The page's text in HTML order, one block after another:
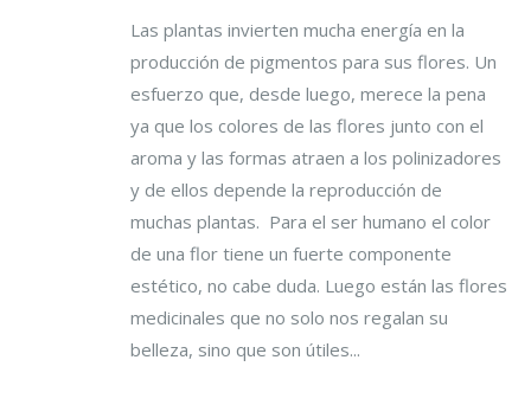
Las plantas invierten mucha energía en la
producción de pigmentos para sus flores. Un
esfuerzo que, desde luego, merece la pena
ya que los colores de las flores junto con el
aroma y las formas atraen a los polinizadores
y de ellos depende la reproducción de
muchas plantas. Para el ser humano el color
de una flor tiene un fuerte componente
estético, no cabe duda. Luego están las flores
medicinales que no solo nos regalan su
belleza, sino que son útiles...